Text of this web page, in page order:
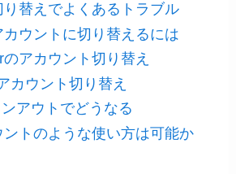
替えでよくあるトラブル
ウントに切り替えるには
アカウント切り替え
カウント切り替え
アウトでどうなる
トのような使い方は可能か